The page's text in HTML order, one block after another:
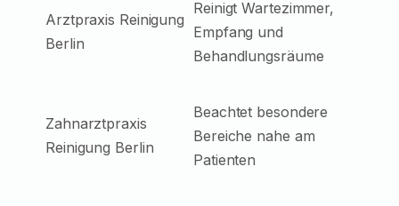
Arztpraxis Reinigung
Berlin
Reinigt Wartezimmer,
Empfang und
Behandlungsräume
Zahnarztpraxis
Reinigung Berlin
Beachtet besondere
Bereiche nahe am
Patienten